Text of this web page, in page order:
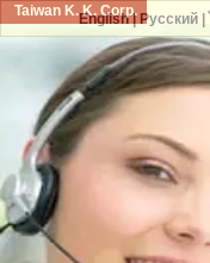
Taiwan K. K. Corp.
English| Русский|